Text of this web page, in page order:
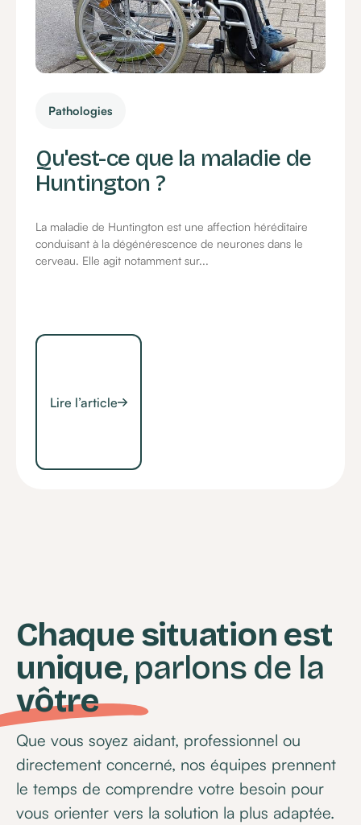
Pathologies
Qu'est-ce que la maladie de
Huntington ?
La maladie de Huntington est une affection héréditaire
conduisant à la dégénérescence de neurones dans le
cerveau. Elle agit notamment sur...
Lire l’article
Chaque situation est
unique, parlons de la
vôtre
Que vous soyez aidant, professionnel ou
directement concerné, nos équipes prennent
le temps de comprendre votre besoin pour
vous orienter vers la solution la plus adaptée.